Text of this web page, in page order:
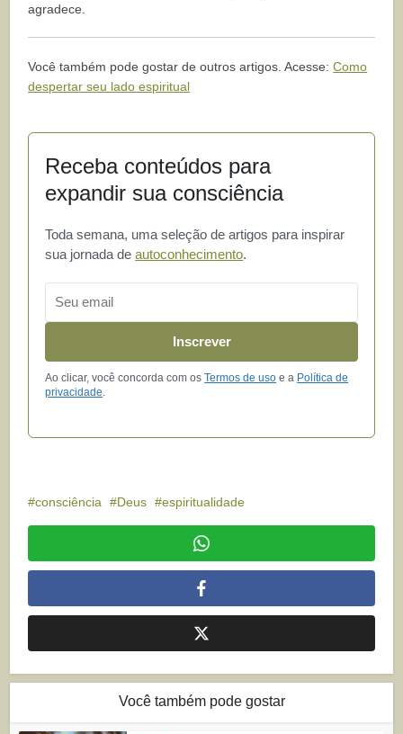
agradece.
Você também pode gostar de outros artigos. Acesse:Como
despertar seu lado espiritual
Receba conteúdos para
expandir sua consciência
Toda semana, uma seleção de artigos para inspirar
sua jornada deautoconhecimento.
Inscrever
Ao clicar, você concorda com osTermos de uso e a Política de
privacidade
consciência Deus espiritualidade
Você também pode gostar